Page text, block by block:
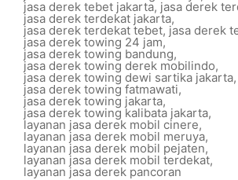
jasa derek tebet jakarta, jasa derek
jasa derek terdekat jakarta,
jasa derek terdekat tebet, jasa derek
jasa derek towing 24 jam,
jasa derek towing bandung,
jasa derek towing derek mobilindo,
jasa derek towing dewi sartika jakarta,
jasa derek towing fatmawati,
jasa derek towing jakarta,
jasa derek towing kalibata jakarta,
layanan jasa derek mobil cinere,
layanan jasa derek mobil meruya,
layanan jasa derek mobil pejaten,
layanan jasa derek mobil terdekat,
layanan jasa derek pancoran